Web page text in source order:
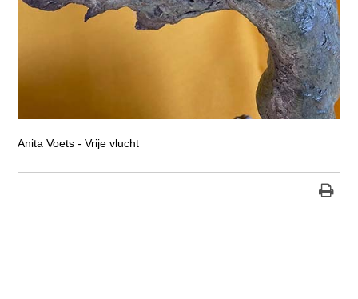
Anita Voets - Vrije vlucht